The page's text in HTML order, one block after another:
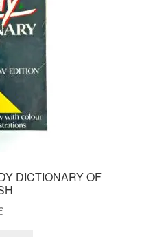
DICTIONARY OF